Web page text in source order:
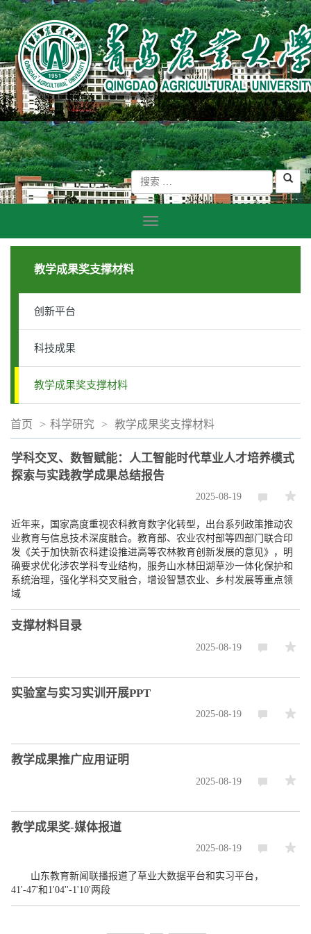
教学成果奖支撑材料
创新平台
科技成果
教学成果奖支撑材料
首页 > 科学研究 > 教学成果奖支撑材料
学科交叉、数智赋能：人工智能时代草业人才培养模式
探索与实践教学成果总结报告
2025-08-19
近年来，国家高度重视农科教育数字化转型，出台系列政策推动农
业教育与信息技术深度融合。教育部、农业农村部等四部门联合印
发《关于加快新农科建设推进高等农林教育创新发展的意见》，明
确要求优化涉农学科专业结构，服务山水林田湖草沙一体化保护和
系统治理，强化学科交叉融合，增设智慧农业、乡村发展等重点领
域
支撑材料目录
2025-08-19
实验室与实习实训开展PPT
2025-08-19
教学成果推广应用证明
2025-08-19
教学成果奖-媒体报道
2025-08-19
山东教育新闻联播报道了草业大数据平台和实习平台，
41'-47'和1'04''-1'10'两段